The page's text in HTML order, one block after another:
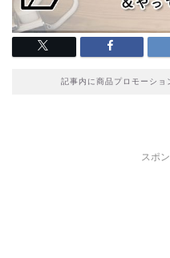
記事内に商品プロモーショ
スポ